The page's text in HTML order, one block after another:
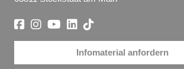
Infomaterial anfordern